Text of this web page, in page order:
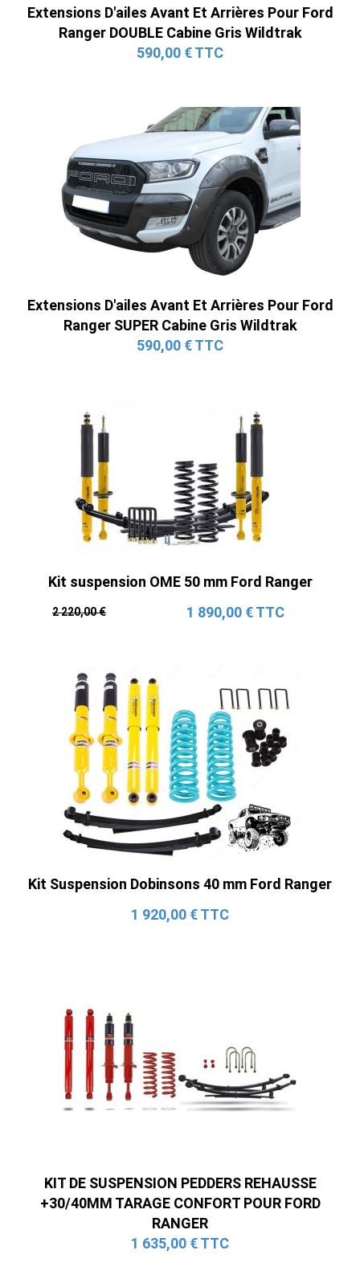
Extensions D'ailes Avant Et Arrières Pour Ford
Ranger DOUBLE Cabine Gris Wildtrak
590,00 € TTC
Extensions D'ailes Avant Et Arrières Pour Ford
Ranger SUPER Cabine Gris Wildtrak
590,00 € TTC
Kit suspension OME 50 mm Ford Ranger
2 220,00 € 1 890,00 € TTC
Kit Suspension Dobinsons 40 mm Ford Ranger
1 920,00 € TTC
KIT DE SUSPENSION PEDDERS REHAUSSE
+30/40MM TARAGE CONFORT POUR FORD
RANGER
1 635,00 € TTC